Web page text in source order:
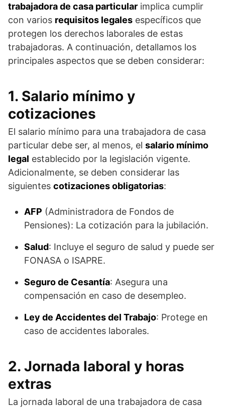
trabajadora de casa particular implica cumplir
con varios requisitos legales específicos que
protegen los derechos laborales de estas
trabajadoras. A continuación, detallamos los
principales aspectos que se deben considerar:
1. Salario mínimo y
cotizaciones
El salario mínimo para una trabajadora de casa
particular debe ser, al menos, el salario mínimo
legal establecido por la legislación vigente.
Adicionalmente, se deben considerar las
siguientes cotizaciones obligatorias:
AFP (Administradora de Fondos de
Pensiones): La cotización para la jubilación.
Salud: Incluye el seguro de salud y puede ser
FONASA o ISAPRE.
Seguro de Cesantía: Asegura una
compensación en caso de desempleo.
Ley de Accidentes del Trabajo: Protege en
caso de accidentes laborales.
2. Jornada laboral y horas
extras
La jornada laboral de una trabajadora de casa